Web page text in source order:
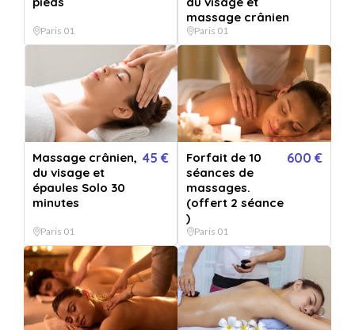
Paris 01
massage crânien
Paris 01
Massage crânien,
du visage et
épaules Solo 30
minutes
45 €
Paris 01
Forfait de 10
séances de
massages.
(offert 2 séance
)
600 €
Paris 01
directement auprès de l'établissement au créneau de son choix
Images